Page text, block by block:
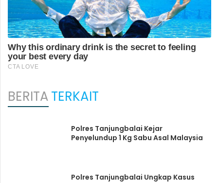
BERITATERKAIT
Polres Tanjungbalai Kejar
Penyelundup 1 Kg Sabu Asal Malaysia
Polres Tanjungbalai Ungkap Kasus